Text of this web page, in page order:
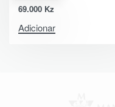
69.000 Kz
Adicionar